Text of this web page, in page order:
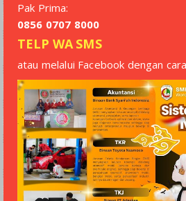
Pak Prima:
0856 0707 8000
TELP WA SMS
atau melalui Facebook dengan cara